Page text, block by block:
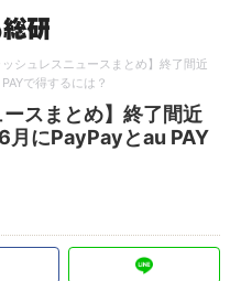
ッシュレスニュースまとめ】終了間近
で得するには？
ースまとめ】終了間近
にPayPayとau PAY